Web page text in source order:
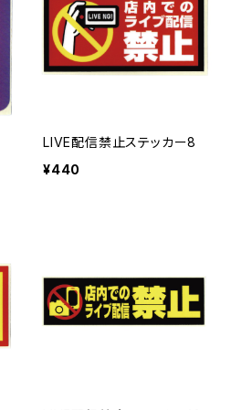
LIVE配信禁止ステッカー8
¥440